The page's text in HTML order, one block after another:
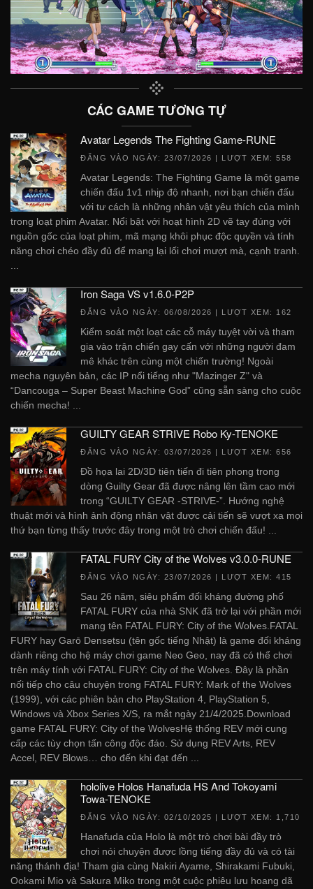
CÁC GAME TƯƠNG TỰ
Avatar Legends The Fighting Game-RUNE
ĐĂNG VÀO NGÀY: 23/07/2026 | LƯỢT XEM: 558
Avatar Legends: The Fighting Game là một game
chiến đấu 1v1 nhịp độ nhanh, nơi bạn chiến đấu
với tư cách là những nhân vật yêu thích của mình
trong loạt phim Avatar. Nổi bật với hoạt hình 2D vẽ tay đúng với
nguồn gốc của loạt phim, mã mạng khôi phục độc quyền và tính
năng chơi chéo đầy đủ để mang lại lối chơi mượt mà, cạnh tranh.
Iron Saga VS v1.6.0-P2P
ĐĂNG VÀO NGÀY: 06/08/2026 | LƯỢT XEM: 162
Kiểm soát một loạt các cỗ máy tuyệt vời và tham
gia vào trận chiến gay cấn với những người đam
mê khác trên cùng một chiến trường! Ngoài
mecha nguyên bản, các IP nổi tiếng như "Mazinger Z" và
“Dancouga – Super Beast Machine God” cũng sẵn sàng cho cuộc
chiến mecha! ...
GUILTY GEAR STRIVE Robo Ky-TENOKE
ĐĂNG VÀO NGÀY: 03/07/2026 | LƯỢT XEM: 656
Đồ họa lai 2D/3D tiên tiến đi tiên phong trong
dòng Guilty Gear đã được nâng lên tầm cao mới
trong “GUILTY GEAR -STRIVE-”. Hướng nghệ
thuật mới và hình ảnh động nhân vật được cải tiến sẽ vượt xa mọi
thứ bạn từng thấy trước đây trong một trò chơi chiến đấu! ...
FATAL FURY City of the Wolves v3.0.0-RUNE
ĐĂNG VÀO NGÀY: 23/07/2026 | LƯỢT XEM: 415
Sau 26 năm, siêu phẩm đối kháng đường phố
FATAL FURY của nhà SNK đã trở lại với phần mới
mang tên FATAL FURY: City of the Wolves.FATAL
FURY hay Garō Densetsu (tên gốc tiếng Nhật) là game đối kháng
dành riêng cho hệ máy chơi game Neo Geo, nay đã có thể chơi
trên máy tính với FATAL FURY: City of the Wolves. Đây là phần
nối tiếp cho câu chuyện trong FATAL FURY: Mark of the Wolves
(1999), với các phiên bản cho PlayStation 4, PlayStation 5,
Windows và Xbox Series X/S, ra mắt ngày 21/4/2025.Download
game FATAL FURY: City of the WolvesHệ thống REV mới cung
cấp các tùy chọn tấn công độc đáo. Sử dụng REV Arts, REV
Accel, REV Blows… cho đến khi đạt đến ...
hololive Holos Hanafuda HS And Tokoyami
Towa-TENOKE
ĐĂNG VÀO NGÀY: 02/10/2025 | LƯỢT XEM: 1,710
Hanafuda của Holo là một trò chơi bài đầy trò
chơi nói chuyện được lồng tiếng đầy đủ và có tài
năng thánh địa! Tham gia cùng Nakiri Ayame, Shirakami Fubuki,
Ookami Mio và Sakura Miko trong một cuộc phiêu lưu hoang dã